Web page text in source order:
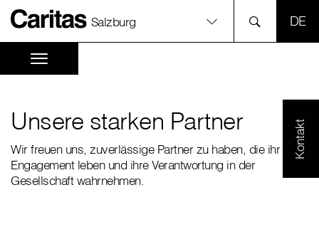
Salzburg
Kontakt
Unsere starken Partner
Wir freuen uns, zuverlässige Partner zu haben, die ihr
Engagement leben und ihre Verantwortung in der
Gesellschaft wahrnehmen.